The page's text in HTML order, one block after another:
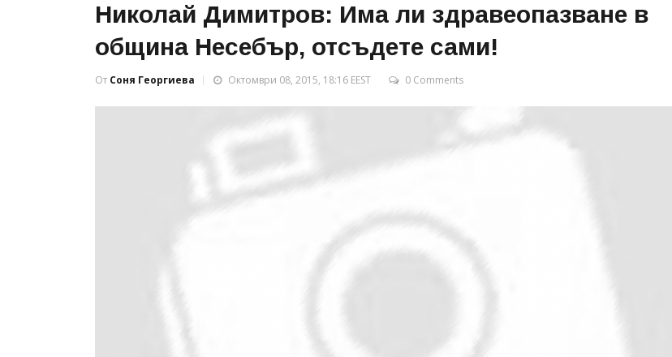
Николай Димитров: Има ли здравеопазване в
община Несебър, отсъдете сами!
От Соня Георгиева Октомври 08, 2015, 18:16 EEST 0 Comments